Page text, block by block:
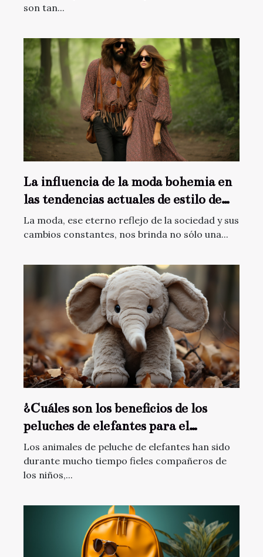
son tan...
La influencia de la moda bohemia en
las tendencias actuales de estilo de
vida
La moda, ese eterno reflejo de la sociedad y sus
cambios constantes, nos brinda no sólo una...
¿Cuáles son los beneficios de los
peluches de elefantes para el
desarrollo de los niños ?
Los animales de peluche de elefantes han sido
durante mucho tiempo fieles compañeros de
los niños,...